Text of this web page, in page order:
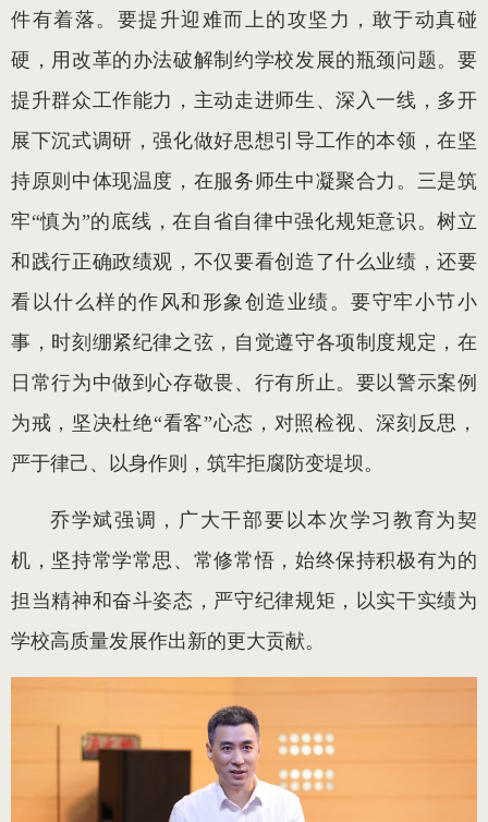
件有着落。要提升迎难而上的攻坚力，敢于动真碰
硬，用改革的办法破解制约学校发展的瓶颈问题。要
提升群众工作能力，主动走进师生、深入一线，多开
展下沉式调研，强化做好思想引导工作的本领，在坚
持原则中体现温度，在服务师生中凝聚合力。三是筑
牢“慎为”的底线，在自省自律中强化规矩意识。树立
和践行正确政绩观，不仅要看创造了什么业绩，还要
看以什么样的作风和形象创造业绩。要守牢小节小
事，时刻绷紧纪律之弦，自觉遵守各项制度规定，在
日常行为中做到心存敬畏、行有所止。要以警示案例
为戒，坚决杜绝“看客”心态，对照检视、深刻反思，
严于律己、以身作则，筑牢拒腐防变堤坝。
乔学斌强调，广大干部要以本次学习教育为契
机，坚持常学常思、常修常悟，始终保持积极有为的
担当精神和奋斗姿态，严守纪律规矩，以实干实绩为
学校高质量发展作出新的更大贡献。